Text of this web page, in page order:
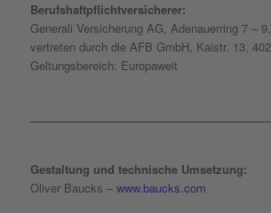
Berufshaftpflichtversicherer:
Generali Versicherung AG, Adenauerring 7 –
vertreten durch die AFB GmbH, Kaistr. 13,
Geltungsbereich: Europaweit
Gestaltung und technische Umsetzung:
Oliver Baucks – www.baucks.com